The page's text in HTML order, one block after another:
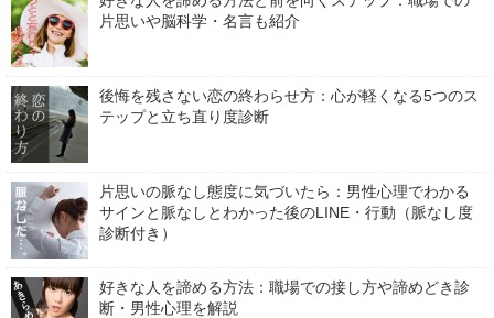
片思いや脳科学・名言も紹介
後悔を残さない恋の終わらせ方：心が軽くなる5つのス
テップと立ち直り度診断
片思いの脈なし態度に気づいたら：男性心理でわかる
サインと脈なしとわかった後のLINE・行動（脈なし度
診断付き）
好きな人を諦める方法：職場での接し方や諦めどき診
断・男性心理を解説